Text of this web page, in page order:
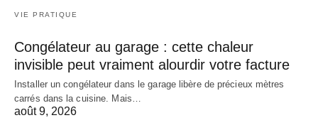
VIE PRATIQUE
Congélateur au garage : cette chaleur
invisible peut vraiment alourdir votre facture
Installer un congélateur dans le garage libère de précieux mètres
carrés dans la cuisine. Mais…
août 9, 2026